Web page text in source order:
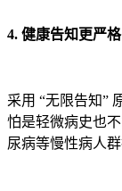
4. 健康告知更严
采用 “无限告知”
怕是轻微病史也
尿病等慢性病人